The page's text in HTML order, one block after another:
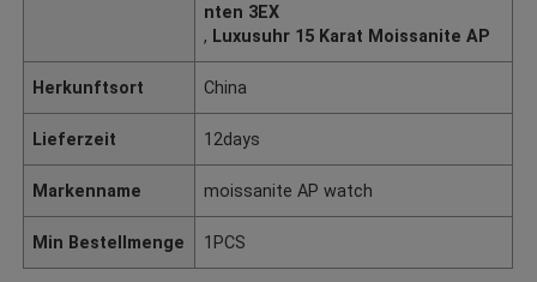
nten 3EX
, Luxusuhr 15 Karat Moissanite AP
Herkunftsort China
Lieferzeit 12days
Markenname moissanite AP watch
Min Bestellmenge 1PCS